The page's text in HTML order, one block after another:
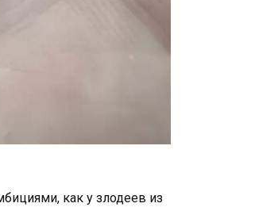
как у злодеев из